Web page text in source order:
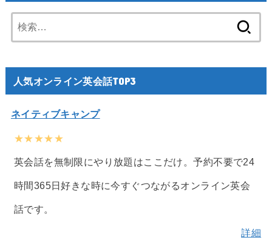
索:
人気オンライン英会話TOP3
ネイティブキャンプ
★★★★★
英会話を無制限にやり放題はここだけ。予約不要で24
時間365日好きな時に今すぐつながるオンライン英会
話です。
詳細